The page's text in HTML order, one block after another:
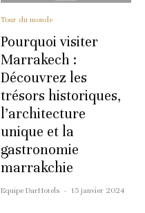
Tour du monde
Pourquoi visiter
Marrakech :
Découvrez les
trésors historiques,
l’architecture
unique et la
gastronomie
marrakchie
Equipe DarHotels · 15 janvier 2024